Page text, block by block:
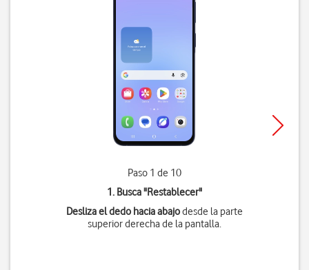
Paso 1 de 10
1. Busca "Restablecer"
Desliza el dedo hacia abajodesde la parte
superior derecha de la pantalla.